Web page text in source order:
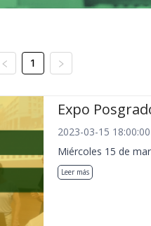
1
Expo
2023-03-15 18:00:00
Miércoles 15 de
Leer más